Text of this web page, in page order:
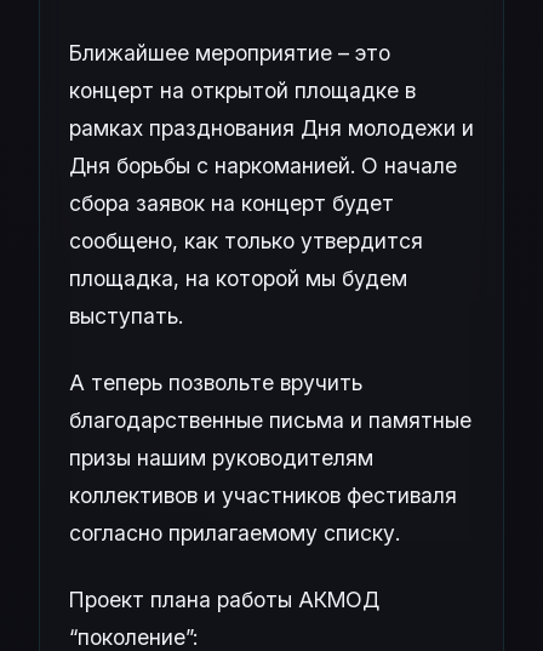
Ближайшее мероприятие – это
концерт на открытой площадке в
рамках празднования Дня молодежи и
Дня борьбы с наркоманией. О начале
сбора заявок на концерт будет
сообщено, как только утвердится
площадка, на которой мы будем
выступать.
А теперь позвольте вручить
благодарственные письма и памятные
призы нашим руководителям
коллективов и участников фестиваля
согласно прилагаемому списку.
Проект плана работы АКМОД
“поколение”: